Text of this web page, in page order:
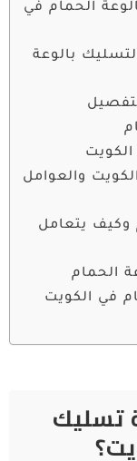
الحمام في
بالوعة
والعوامل
وكيف يتعامل
الحمام
في الكويت
تسليك